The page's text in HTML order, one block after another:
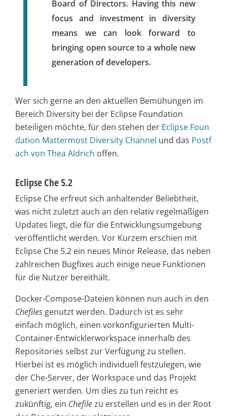
Board of Directors. Having this new
focus and investment in diversity
means we can look forward to
bringing open source to a whole new
generation of developers.
Wer sich gerne an den aktuellen Bemühungen im
Bereich Diversity bei der Eclipse Foundation
beteiligen möchte, für den stehen der Eclipse Foun
dation Mattermost Diversity Channel und das Postf
ach von Thea Aldrich offen.
Eclipse Che 5.2
Eclipse Che erfreut sich anhaltender Beliebtheit,
was nicht zuletzt auch an den relativ regelmäßigen
Updates liegt, die für die Entwicklungsumgebung
veröffentlicht werden. Vor Kurzem erschien mit
Eclipse Che 5.2 ein neues Minor Release, das neben
zahlreichen Bugfixes auch einige neue Funktionen
für die Nutzer bereithält.
Docker-Compose-Dateien können nun auch in den
Chefilesgenutzt werden. Dadurch ist es sehr
einfach möglich, einen vorkonfigurierten Multi-
Container-Entwicklerworkspace innerhalb des
Repositories selbst zur Verfügung zu stellen.
Hierbei ist es möglich individuell festzulegen, wie
der Che-Server, der Workspace und das Projekt
generiert werden. Um dies zu tun reicht es
zukünftig, ein Chefilezu erstellen und es in der Root